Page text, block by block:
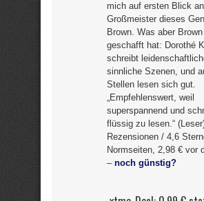
mich auf ersten Blick
Großmeister dieses
Brown. Was aber
geschafft hat: Dorothé
schreibt
sinnliche Szenen, und
Stellen lesen sich gut.
„Empfehlenswert, weil
superspannend und
flüssig zu lesen.“
Rezensionen / 4,6
Normseiten, 2,98 € vor
– noch günstig?